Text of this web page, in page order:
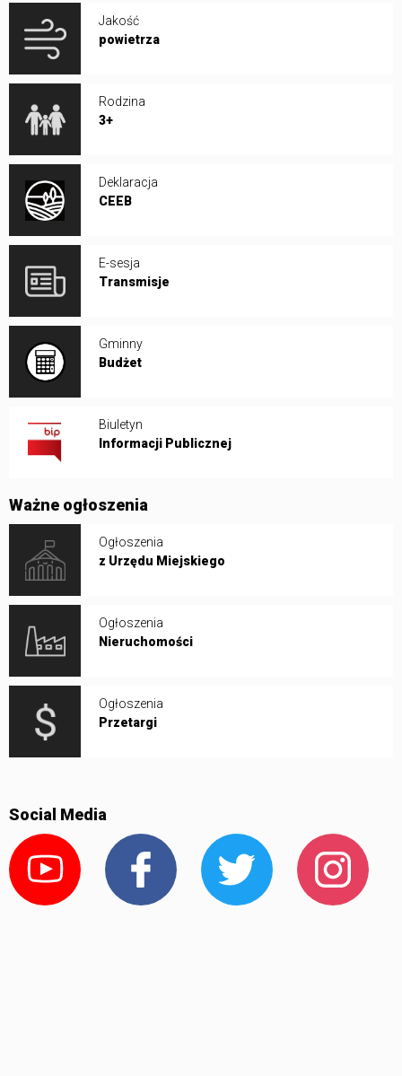
Jakość
powietrza
Rodzina
3+
Deklaracja
CEEB
E-sesja
Transmisje
Gminny
Budżet
Biuletyn
Informacji Publicznej
Ważne ogłoszenia
Ogłoszenia
z Urzędu Miejskiego
Ogłoszenia
Nieruchomości
Ogłoszenia
Przetargi
Social Media